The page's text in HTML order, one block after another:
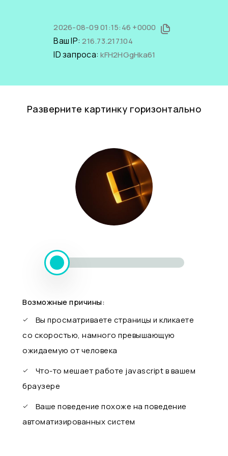
2026-08-09 01:15:46 +0000
Ваш IP:216.73.217.104
ID запроса:kFH2HGgHka61
Разверните картинку горизонтально
Возможные причины:
Вы просматриваете страницы и кликаете
со скоростью, намного превышающую
ожидаемую от человека
Что-то мешает работе javascript в вашем
браузере
Ваше поведение похоже на поведение
автоматизированных систем